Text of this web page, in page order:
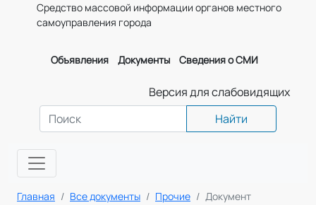
Средство массовой информации органов местного
самоуправления города
Объявления Документы Сведения о СМИ
Версия для слабовидящих
Найти
Главная Все документы Прочие Документ